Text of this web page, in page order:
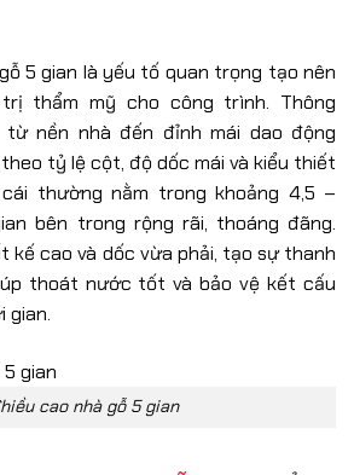
5 gian là yếu tố quan trọng tạo nên
thẩm mỹ cho công trình. Thông
nền nhà đến đỉnh mái dao động
tỷ lệ cột, độ dốc mái và kiểu thiết
thường nằm trong khoảng 4,5 –
bên trong rộng rãi, thoáng đãng.
kế cao và dốc vừa phải, tạo sự thanh
thoát nước tốt và bảo vệ kết cấu
gian.
cao nhà gỗ 5 gian